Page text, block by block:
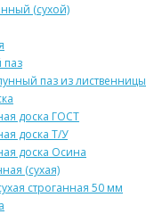
(сухой)
паз
паз из лиственницы
доска ГОСТ
доска Т/У
доска Осина
(сухая)
строганная 50 мм